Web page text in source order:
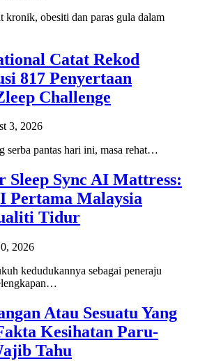
kronik, obesiti dan paras gula dalam
Catat Rekod
817 Penyertaan
Challenge
3, 2026
serba pantas hari ini, masa rehat…
Sync AI Mattress:
Pertama Malaysia
Tidur
2026
kedudukannya sebagai peneraju
Atau Sesuatu Yang
Kesihatan Paru-
Tahu